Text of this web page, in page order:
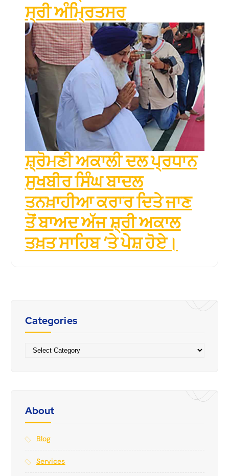
ਸ੍ਰੀ ਅੰਮ੍ਰਿਤਸਰ
ਸ਼੍ਰੋਮਣੀ ਅਕਾਲੀ ਦਲ ਪ੍ਰਧਾਨ
ਸੁਖਬੀਰ ਸਿੰਘ ਬਾਦਲ
ਤਨਖ਼ਾਹੀਆ ਕਰਾਰ ਦਿਤੇ ਜਾਣ
ਤੋਂ ਬਾਅਦ ਅੱਜ ਸ਼੍ਰੀ ਅਕਾਲ
ਤਖ਼ਤ ਸਾਹਿਬ ‘ਤੇ ਪੇਸ਼ ਹੋਏ।
Categories
Categories
About
Blog
Services